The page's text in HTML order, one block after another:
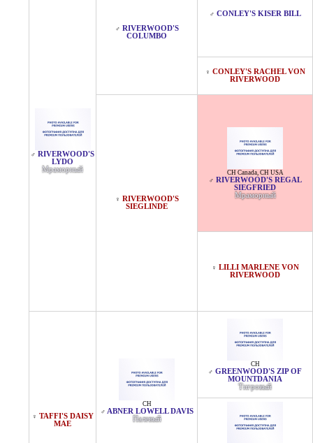
♂ RIVERWOOD'S
LYDO
Мраморный
♂ RIVERWOOD'S
COLUMBO
♂ CONLEY'S KISER BILL
♀ CONLEY'S RACHEL VON
RIVERWOOD
♀ RIVERWOOD'S
SIEGLINDE
CH Canada, CH USA
♂ RIVERWOOD'S REGAL
SIEGFRIED
Мраморный
♀ LILLI MARLENE VON
RIVERWOOD
♀ TAFFI'S DAISY
MAE
CH
♂ ABNER LOWELL DAVIS
Палевый
CH
♂ GREENWOOD'S ZIP OF
MOUNTDANIA
Тигровый